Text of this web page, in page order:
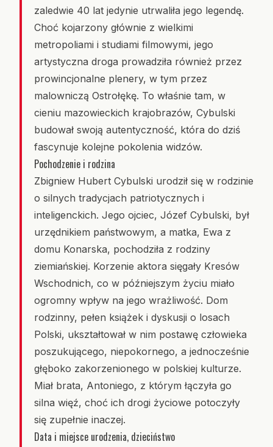
zaledwie 40 lat jedynie utrwaliła jego legendę.
Choć kojarzony głównie z wielkimi
metropoliami i studiami filmowymi, jego
artystyczna droga prowadziła również przez
prowincjonalne plenery, w tym przez
malowniczą Ostrołękę. To właśnie tam, w
cieniu mazowieckich krajobrazów, Cybulski
budował swoją autentyczność, która do dziś
fascynuje kolejne pokolenia widzów.
Pochodzenie i rodzina
Zbigniew Hubert Cybulski urodził się w rodzinie
o silnych tradycjach patriotycznych i
inteligenckich. Jego ojciec, Józef Cybulski, był
urzędnikiem państwowym, a matka, Ewa z
domu Konarska, pochodziła z rodziny
ziemiańskiej. Korzenie aktora sięgały Kresów
Wschodnich, co w późniejszym życiu miało
ogromny wpływ na jego wrażliwość. Dom
rodzinny, pełen książek i dyskusji o losach
Polski, ukształtował w nim postawę człowieka
poszukującego, niepokornego, a jednocześnie
głęboko zakorzenionego w polskiej kulturze.
Miał brata, Antoniego, z którym łączyła go
silna więź, choć ich drogi życiowe potoczyły
się zupełnie inaczej.
Data i miejsce urodzenia, dzieciństwo